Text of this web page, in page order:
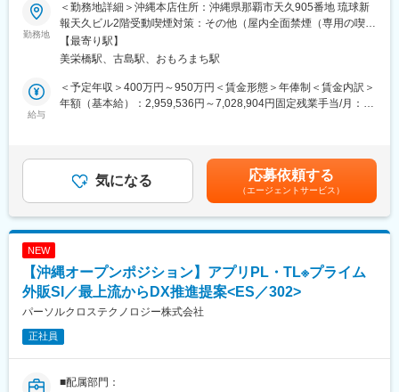
＜業務詳細＞
展示場にお越しいただいたお客様の反響型営業をお任せします。
・モデルハウスのご案内
・融資やローンに関する相談対応や手続き手配
UPした社員も在籍しています。
・受注棟数に応じて主任・係長・課長・所長と昇格する明確な評
■業務の魅力
販売できる価格力が大きな強みです。
・設計～引き渡しまで一連で担当
他メーカーでは営業・設計・積算等を分業して担当しています
そのため、設計や空間構築の専門知識も身に付きます
【募集背景】
現在沖縄オフィスに所属しているエンジニアは10名で、ドライバ
ーと直接コンタクトをとっているカスタマーサポート部門に近い
環境で開発している事と、業務以外にも様々な活動を行っており
ます。
東京所属や業務委託のエンジニアも含めると約40名程度の組織で
す。
名程度のエンジニアの方が集まり、技術力の向上や様々な事例を
発表（LT）を行っております。詳細は面接でお伝えいたします。
・テックブログ執筆
こういった活動を行い継続することで、沖縄のエンジニアの技術
勤務地
＜勤務地詳細＞沖縄本店住所：沖縄県那覇市天久905番地 琉球新
報天久ビル2階受動喫煙対策：その他（屋内全面禁煙（専用の喫煙
ブースあり））
【最寄り駅】
美栄橋駅、古島駅、おもろまち駅
給与
＜予定年収＞400万円～950万円＜賃金形態＞年俸制＜賃金内訳＞
年額（基本給）：2,959,536円～7,028,904円固定残業手当/月：
給与補足＞※能力・経験等を考慮し、当社規定により決定いたしま
す。※給与改定は年2回賃金はあくまでも目安の金額であり、選考
を通じて上下する可能性があります。月給(月額)は固定手当を含め
た表記です。
気になる 応募依頼する
（エージェントサービス）
NEW
【沖縄オープンポジション】アプリPL・TL※プライム
外販SI／最上流からDX推進提案<ES／302>
パーソルクロステクノロジー株式会社
正社員
■配属部門：